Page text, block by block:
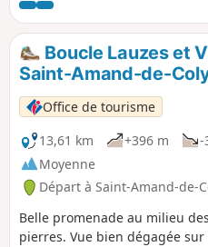
surplombant la Dordogne et
magnifiques points de vue sur
Lacave, le Bougayrou et Saint-
retour depuis le joli village de
Blanzaguet offre l'accès à de
nombreuses grottes avant de
les rives de la Dordogne pour
baignade possible. ⚠️ 12/05/
Déconseillé par temps de pluie,
passages glissants ! Passages
corniches pouvant être
des enfants ! Randonnée
entre (5) et (7). Lire les avis.
Boucle Lauzes et
Saint-Amand-de-
Office de tourisme
13,61 km
+396 m -
Moyenne
Départ à Saint-Amand-de-
Belle promenade au milieu
pierres. Vue bien dégagée